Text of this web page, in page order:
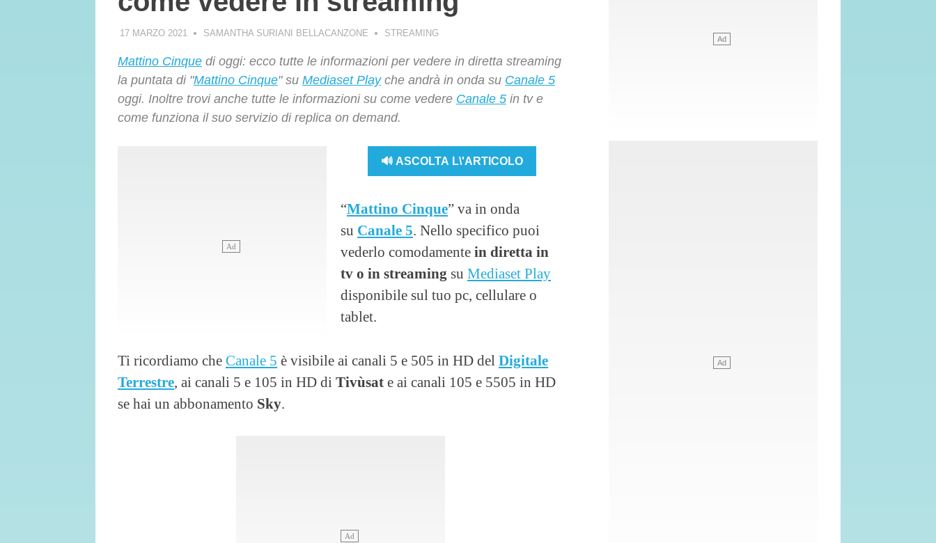
17 MARZO 2021 SAMANTHA SURIANI BELLACANZONE STREAMING
Mattino Cinque di oggi: ecco tutte le informazioni per vedere in diretta streaming
la puntata di "Mattino Cinque" su Mediaset Playche andrà in onda su Canale 5
oggi. Inoltre trovi anche tutte le informazioni su come vedere Canale 5 in tv e
come funziona il suo servizio di replica on demand.
🔊 ASCOLTA L\'ARTICOLO
“Mattino Cinque” va in onda
su Canale 5. Nello specifico puoi
vederlo comodamente in diretta in
tv o in streaming su Mediaset Play
disponibile sul tuo pc, cellulare o
tablet.
Ti ricordiamo che Canale 5 è visibile ai canali 5 e 505 in HD del Digitale
Terrestre, ai canali 5 e 105 in HD di Tivùsat e ai canali 105 e 5505 in HD
se hai un abbonamento Sky.